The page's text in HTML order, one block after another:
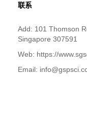
联系
Add: 101 Thomson
Singapore 307591
Web: https://
Email: